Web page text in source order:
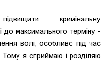
кримінальну
до максимального терміну -
волі, особливо під час
Тому я сприймаю і розділяю